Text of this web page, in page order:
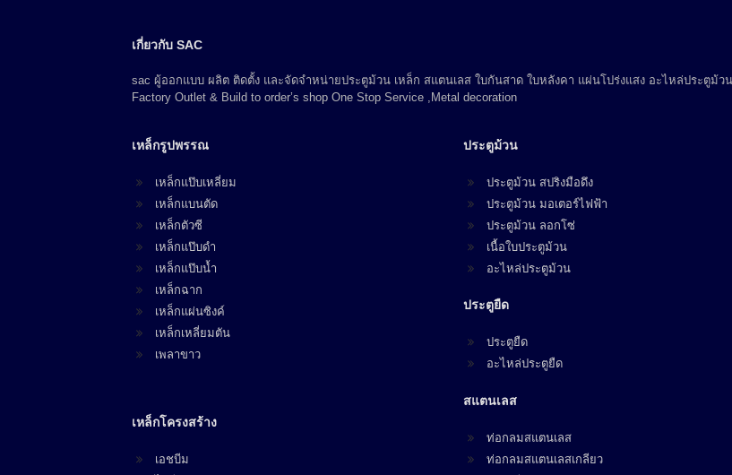
เกี่ยวกับ SAC
sac ผู้ออกแบบ ผลิต ติดตั้ง และจัดจำหน่ายประตูม้วน เหล็ก สแตนเลส ใบกันสาด ใบหลังคา แผ่นโปร่งแสง อะไหล่ประตูม้
Factory Outlet & Build to order’s shop One Stop Service ,Metal decoration
เหล็กรูปพรรณ
เหล็กแป๊บเหลี่ยม
เหล็กแบนตัด
เหล็กตัวซี
เหล็กแป๊บดำ
เหล็กแป๊บน้ำ
เหล็กฉาก
เหล็กแผ่นซิงค์
เหล็กเหลี่ยมตัน
เพลาขาว
เหล็กโครงสร้าง
เอชบีม
ประตูม้วน
ประตูม้วน สปริงมือดึง
ประตูม้วน มอเตอร์ไฟฟ้า
ประตูม้วน ลอกโซ่
เนื้อใบประตูม้วน
อะไหล่ประตูม้วน
ประตูยืด
ประตูยืด
อะไหล่ประตูยืด
สแตนเลส
ท่อกลมสแตนเลส
ท่อกลมสแตนเลสเกลียว